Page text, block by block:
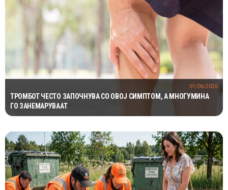
ТРОМБОТ ЧЕСТО ЗАПОЧНУВА СО ОВОЈ СИМПТОМ, А МНОГУМИНА
ГО ЗАНЕМАРУВААТ
01/06/2026